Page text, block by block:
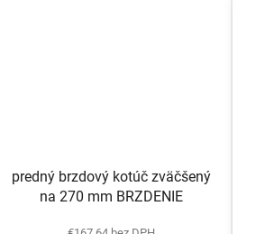
predný brzdový kotúč zväčšený
na 270 mm BRZDENIE